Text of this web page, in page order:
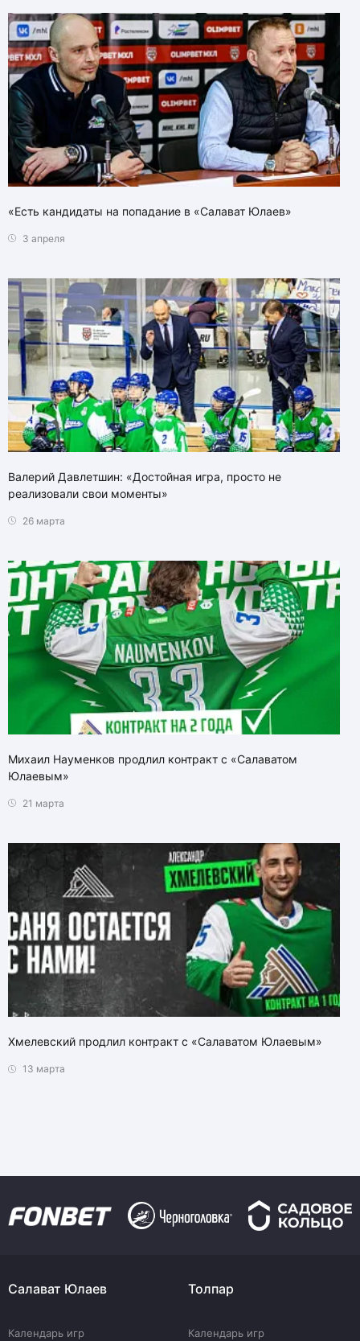
«Есть кандидаты на попадание в «Салават Юлаев»
3 апреля
Валерий Давлетшин: «Достойная игра, просто не
реализовали свои моменты»
26 марта
Михаил Науменков продлил контракт с «Салаватом
Юлаевым»
21 марта
Хмелевский продлил контракт с «Салаватом Юлаевым»
13 марта
Салават Юлаев
Календарь игр
Толпар
Календарь игр